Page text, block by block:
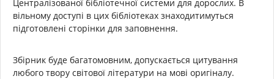
Централізованої бібліотечної системи для дорослих. В
вільному доступі в цих бібліотеках знаходитимуться
підготовлені сторінки для заповнення.
Збірник буде багатомовним, допускається цитування
любого твору світової літератури на мові оригіналу.